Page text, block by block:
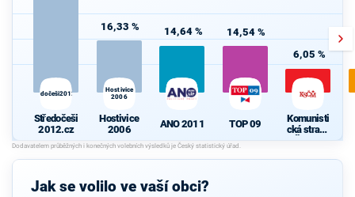
Středočeši2012.cz
Středočeši
2012.cz
16,33 %
Hostivice
2006
Hostivice
2006
14,64 %
ANO 2011
14,54 %
TOP 09
6,05 %
Komunisti
cká strana
Čech a
Jak se volilo ve vaší obci?